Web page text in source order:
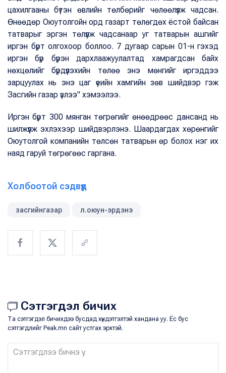
цахилгааны бүтэн өвлийн төлбөрийг чөлөөлүүлж чадсан.
Өнөөдөр Оюутолгойн орд газарт төлөгдөх ёстой байсан
татварыг эргэн төлүүлж чадсанаар уг татварын ашгийг
иргэн бүрт олгохоор боллоо. 7 дугаар сарын 01-н гэхэд
иргэн бүр бүрэн дархлаажуулалтад хамрагдсан байх
нөхцөлийг бүрдүүлэхийн төлөө энэ мөнгийг иргэддээ
зарцуулах нь энэ цаг үеийн хамгийн зөв шийдвэр гэж
Засгийн газар үзлээ" хэмээлээ.
Иргэн бүрт 300 мянган төгрөгийг өнөөдрөөс дансанд нь
шилжүүлж эхлэхээр шийдвэрлэнэ. Шаардагдах хөрөнгийг
Оюутолгой компанийн төлсөн татварын өр болох нэг их
наяд гаруй төгрөгөөс гаргана.
Холбоотой сэдвүүд
засгийнгазар л.оюун-эрдэнэ
Сэтгэгдэл бичих
Та сэтгэгдэл бичихдээ бусдад хүндэтгэлтэй хандана уу. Ёс бус
сэтгэгдлийг Peak.mn сайт устгах эрхтэй.